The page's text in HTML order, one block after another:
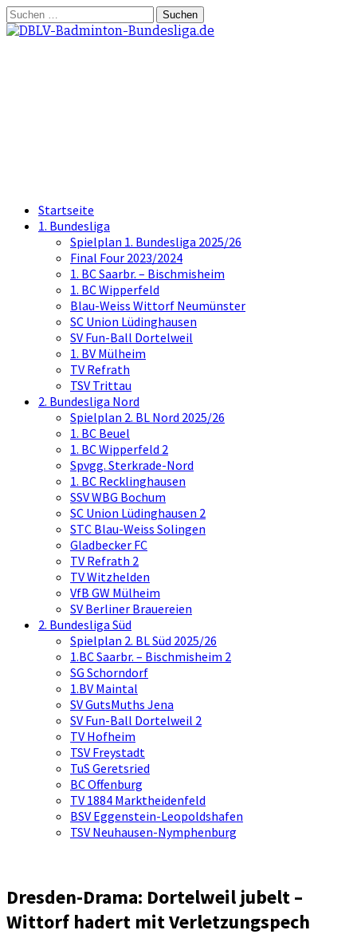
Springe
zum
Suchen
nach:
Startseite
1. Bundesliga
Spielplan 1. Bundesliga 2025/26
Final Four 2023/2024
1. BC Saarbr. – Bischmisheim
1. BC Wipperfeld
Blau-Weiss Wittorf Neumünster
SC Union Lüdinghausen
SV Fun-Ball Dortelweil
1. BV Mülheim
TV Refrath
TSV Trittau
2. Bundesliga Nord
Spielplan 2. BL Nord 2025/26
1. BC Beuel
1. BC Wipperfeld 2
Spvgg. Sterkrade-Nord
1. BC Recklinghausen
SSV WBG Bochum
SC Union Lüdinghausen 2
STC Blau-Weiss Solingen
Gladbecker FC
TV Refrath 2
TV Witzhelden
VfB GW Mülheim
SV Berliner Brauereien
2. Bundesliga Süd
Spielplan 2. BL Süd 2025/26
1.BC Saarbr. – Bischmisheim 2
SG Schorndorf
1.BV Maintal
SV GutsMuths Jena
SV Fun-Ball Dortelweil 2
TV Hofheim
TSV Freystadt
TuS Geretsried
BC Offenburg
TV 1884 Marktheidenfeld
BSV Eggenstein-Leopoldshafen
TSV Neuhausen-Nymphenburg
Dresden-Drama: Dortelweil jubelt –
Wittorf hadert mit Verletzungspech